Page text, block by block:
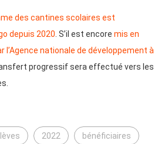
des cantines scolaires est
depuis 2020. S’il est encore mis en
nationale de développement à
progressif sera effectué vers les
2022 bénéficiaires